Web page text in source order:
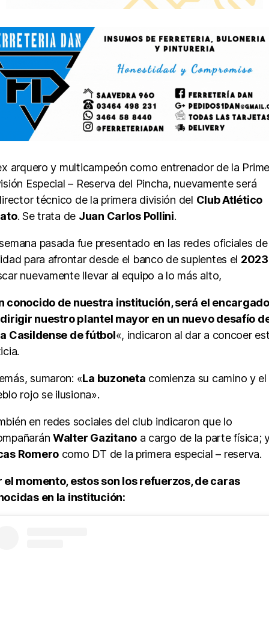
arquero y multicampeón como entrenador de la
Especial – Reserva del Pincha, nuevamente será
técnico de la primera división del Club Atlético
. Se trata de Juan Carlos Pollini.
pasada fue presentado en las redes oficiales
para afrontar desde el banco de suplentes el
nuevamente llevar al equipo a lo más alto,
conocido de nuestra institución, será el encargado
nuestro plantel mayor en un nuevo desafío
Casildense de fútbol«, indicaron al dar a concoer
sumaron: «La buzoneta comienza su camino y el
rojo se ilusiona».
en redes sociales del club indicaron que lo
Walter Gazitanoa cargo de la parte física;
Romero como DT de la primera especial – reserva.
el momento, estos son los refuerzos, de caras
en la institución: